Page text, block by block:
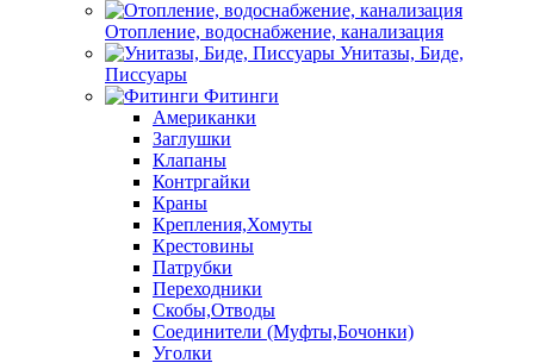
Отопление, водоснабжение, канализация
Унитазы, Биде,
Писсуары
Фитинги
Американки
Заглушки
Клапаны
Контргайки
Краны
Крепления,Хомуты
Крестовины
Патрубки
Переходники
Скобы,Отводы
Соединители (Муфты,Бочонки)
Уголки